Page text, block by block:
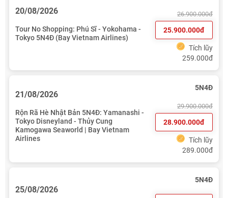
20/08/2026
Tour No Shopping: Phú Sĩ - Yokohama -
Tokyo 5N4Đ (Bay Vietnam Airlines)
26.900.000đ
25.900.000đ
Tích lũy
259.000đ
21/08/2026
Rộn Rã Hè Nhật Bản 5N4Đ: Yamanashi -
Tokyo Disneyland - Thủy Cung
Kamogawa Seaworld | Bay Vietnam
Airlines
5N4Đ
29.900.000đ
28.900.000đ
Tích lũy
289.000đ
25/08/2026
5N4Đ